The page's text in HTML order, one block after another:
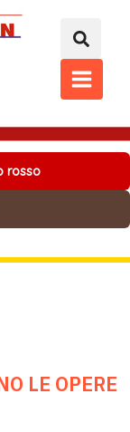
MAIN
MENU
rosso
LE OPERE